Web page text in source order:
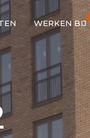
WERKEN BIJ